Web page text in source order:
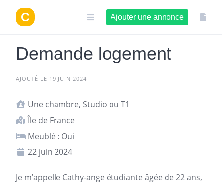
contenu
Ajouter une annonce
Demande logement
AJOUTÉ LE 19 JUIN 2024
Une chambre, Studio ou T1
Île de France
Meublé : Oui
22 juin 2024
Je m’appelle Cathy-ange étudiante âgée de 22 ans,